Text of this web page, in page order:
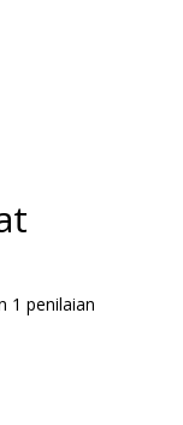
1 penilaian